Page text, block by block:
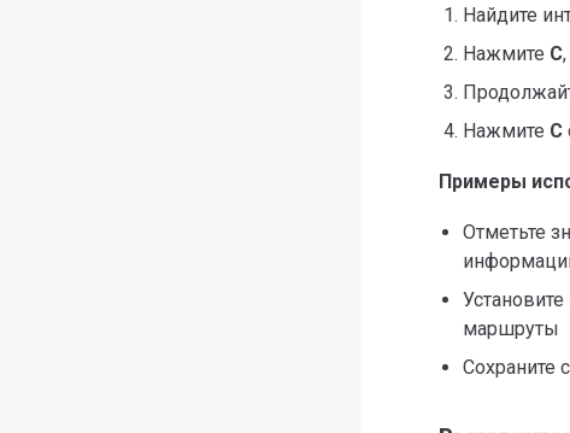
Найдите
Нажмите C
Нажмите C
Примеры
Отметьте
маршруты
Сохраните